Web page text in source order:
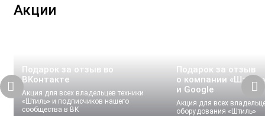
Акции
Подарок за отзыв во
ВКонтакте
Акция для всех владельцев техники
«Штиль» и подписчиков нашего
сообщества в ВК
Подарок за отзыв
о компании
и Google
Акция для всех
оборудования «Штиль»